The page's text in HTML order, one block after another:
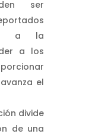
ser
a la
a los
el
divide
de una